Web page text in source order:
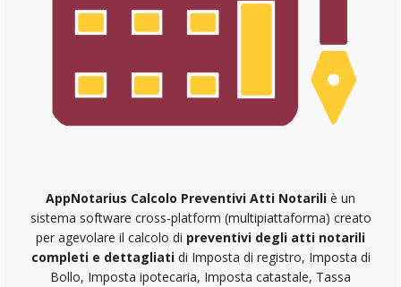
AppNotarius Calcolo Preventivi Atti Notarili è un
sistema software cross-platform (multipiattaforma) creato
per agevolare il calcolo di preventivi degli atti notarili
completi e dettagliatidi Imposta di registro, Imposta di
Bollo, Imposta ipotecaria, Imposta catastale, Tassa